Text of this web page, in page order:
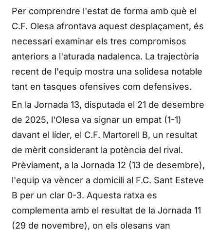
Per comprendre l'estat de forma amb què el
C.F. Olesa afrontava aquest desplaçament, és
necessari examinar els tres compromisos
anteriors a l'aturada nadalenca. La trajectòria
recent de l'equip mostra una solidesa notable
tant en tasques ofensives com defensives.
En la Jornada 13, disputada el 21 de desembre
de 2025, l'Olesa va signar un empat (1-1)
davant el líder, el C.F. Martorell B, un resultat
de mèrit considerant la potència del rival.
Prèviament, a la Jornada 12 (13 de desembre),
l'equip va vèncer a domicili al F.C. Sant Esteve
B per un clar 0-3. Aquesta ratxa es
complementa amb el resultat de la Jornada 11
(29 de novembre), on els olesans van